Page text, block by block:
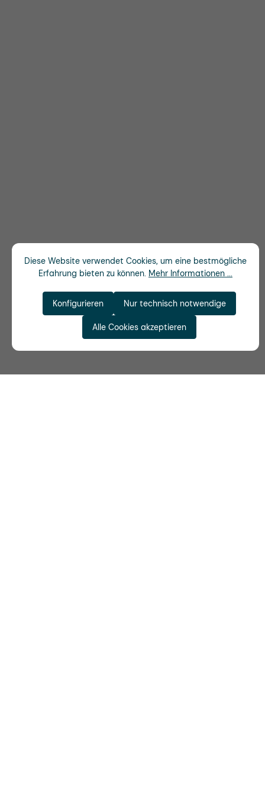
Diese Website verwendet Cookies, um eine bestmögliche
Erfahrung bieten zu können. Mehr Informationen ...
Nur technisch notwendige
Konfigurieren
Alle Cookies akzeptieren